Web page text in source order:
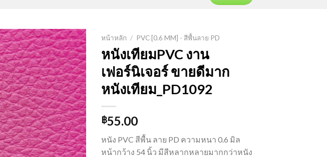
Add to
Wishlist
หน้าหลัก / PVC [0.6 MM] - สีพื้นลาย PD
หนังเทียมPVC งาน
เฟอร์นิเจอร์ ขายดีมาก
หนังเทียม_PD1092
฿55.00
หนัง PVC สีพื้น ลาย PD ความหนา 0.6 มิล
หน้ากว้าง 54 นิ้ว มีสีหลากหลายมากกว่าหนัง